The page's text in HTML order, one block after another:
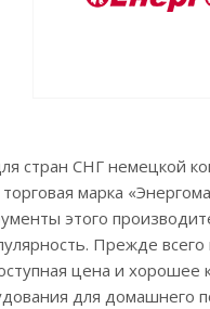
стран СНГ немецкой
марка
этого
Прежде всего
цена и хорошее
для домашнего